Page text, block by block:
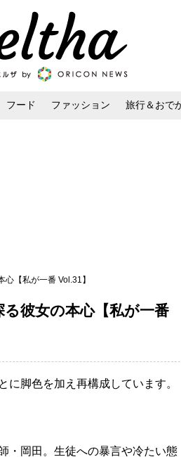
フード ファッション 旅行＆おで
【私が一番 Vol.31】
彼女の本心【私が一番
脚色を加え再構成しています。
・岡田。生徒への暴言や冷たい態